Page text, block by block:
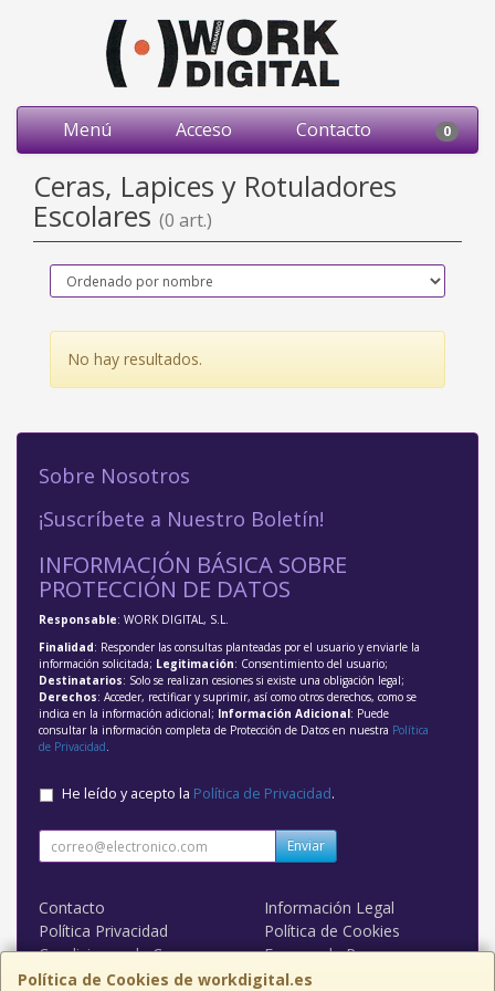
Menú Acceso Contacto 0
Ceras, Lapices y Rotuladores
Escolares(0 art.)
No hay resultados.
Política de Cookies de workdigital.es
Sobre Nosotros
¡Suscríbete a Nuestro Boletín!
INFORMACIÓN BÁSICA SOBRE
PROTECCIÓN DE DATOS
Responsable: WORK DIGITAL, S.L.
Finalidad: Responder las consultas planteadas por el usuario y enviarle la
información solicitada; Legitimación: Consentimiento del usuario;
Destinatarios: Solo se realizan cesiones si existe una obligación legal;
Derechos: Acceder, rectificar y suprimir, así como otros derechos, como se
indica en la información adicional; Información Adicional: Puede
consultar la información completa de Protección de Datos en nuestra Política
de Privacidad.
He leído y acepto la Política de Privacidad.
Enviar
Contacto
Información Legal
Política Privacidad
Política de Cookies
Condiciones de Compra
Formas de Pago
WORK DIGITAL